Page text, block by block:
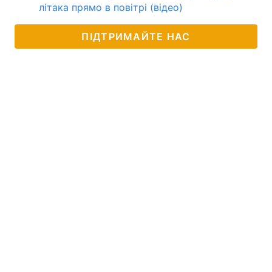
літака прямо в повітрі (відео)
ПІДТРИМАЙТЕ НАС